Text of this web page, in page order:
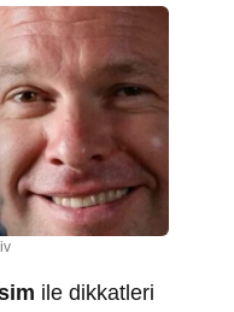
ile dikkatleri